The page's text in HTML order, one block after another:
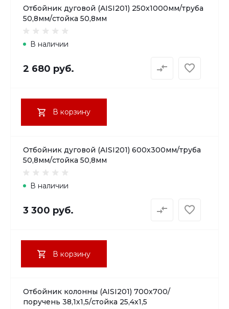
Отбойник дуговой (AISI201) 250х1000мм/труба
50,8мм/стойка 50,8мм
В наличии
2 680 руб.
В корзину
Отбойник дуговой (AISI201) 600х300мм/труба
50,8мм/стойка 50,8мм
В наличии
3 300 руб.
В корзину
Отбойник колонны (AISI201) 700х700/
поручень 38,1х1,5/стойка 25,4х1,5